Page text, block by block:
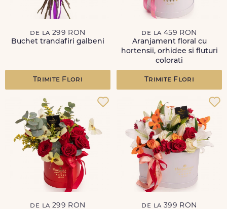
de la 299 RON
Buchet trandafiri galbeni
Trimite Flori
de la 459 RON
Aranjament floral cu
hortensii, orhidee si fluturi
colorati
Trimite Flori
de la 299 RON
de la 399 RON